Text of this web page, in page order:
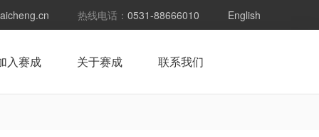
热线电话： 0531-88666010 English
入赛成 关于赛成 联系我们